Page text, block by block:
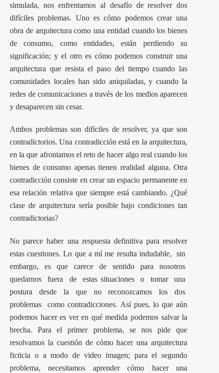
simulada, nos enfrentamos al desafío de resolver dos
difíciles problemas. Uno es cómo podemos crear una
obra de arquitectura como una entidad cuando los bienes
de consumo, como entidades, están perdiendo su
significación; y el otro es cómo podemos construir una
arquitectura que resista el paso del tiempo cuando las
comunidades locales han sido aniquiladas, y cuando la
redes de comunicaciones a través de los medios aparecen
y desaparecen sin cesar.
Ambos problemas son difíciles de resolver, ya que son
contradictorios. Una contradicción está en la arquitectura,
en la que afrontamos el reto de hacer algo real cuando los
bienes de consumo apenas tienen realidad alguna. Otra
contradicción consiste en crear un espacio permanente en
esa relación relativa que siempre está cambiando. ¿Qué
clase de arquitectura sería posible bajo condiciones tan
contradictorias?
No parece haber una respuesta definitiva para resolver
estas cuestiones. Lo que a mí me resulta indudable, sin
embargo, es que carece de sentido para nosotros
quedarnos fuera de estas situaciones o tomar una
postura desde la que no reconozcamos los dos
problemas como contradicciones. Así pues, lo que aún
podemos hacer es ver en qué medida podemos salvar la
brecha. Para el primer problema, se nos pide que
resolvamos la cuestión de cómo hacer una arquitectura
ficticia o a modo de video imagen; para el segundo
problema, necesitamos aprender cómo hacer una